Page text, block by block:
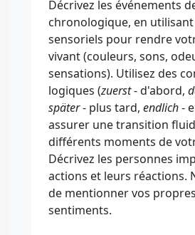
Décrivez les événements
chronologique, en
sensoriels pour rendre
vivant (couleurs, sons,
sensations). Utilisez des
logiques (zuerst- d'abord,
später- plus tard, endlich-
assurer une transition
différents moments de
Décrivez les personnes
actions et leurs réactions.
de mentionner vos
sentiments.